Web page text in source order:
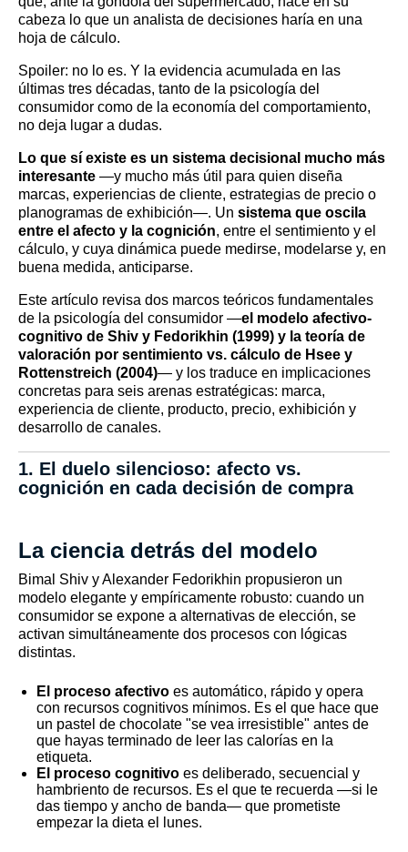
cabeza lo que un analista de decisiones haría en una
hoja de cálculo.
Spoiler: no lo es. Y la evidencia acumulada en las
últimas tres décadas, tanto de la psicología del
consumidor como de la economía del comportamiento,
no deja lugar a dudas.
Lo que sí existe es un sistema decisional mucho más
interesante —y mucho más útil para quien diseña
marcas, experiencias de cliente, estrategias de precio o
planogramas de exhibición—. Un sistema que oscila
entre el afecto y la cognición, entre el sentimiento y el
cálculo, y cuya dinámica puede medirse, modelarse y, en
buena medida, anticiparse.
Este artículo revisa dos marcos teóricos fundamentales
de la psicología del consumidor —el modelo afectivo-
cognitivo de Shiv y Fedorikhin (1999) y la teoría de
valoración por sentimiento vs. cálculo de Hsee y
Rottenstreich (2004)— y los traduce en implicaciones
concretas para seis arenas estratégicas: marca,
experiencia de cliente, producto, precio, exhibición y
desarrollo de canales.
1. El duelo silencioso: afecto vs.
cognición en cada decisión de compra
La ciencia detrás del modelo
Bimal Shiv y Alexander Fedorikhin propusieron un
modelo elegante y empíricamente robusto: cuando un
consumidor se expone a alternativas de elección, se
activan simultáneamente dos procesos con lógicas
distintas.
El proceso afectivo es automático, rápido y opera
con recursos cognitivos mínimos. Es el que hace que
un pastel de chocolate "se vea irresistible" antes de
que hayas terminado de leer las calorías en la
etiqueta.
El proceso cognitivo es deliberado, secuencial y
hambriento de recursos. Es el que te recuerda —si le
das tiempo y ancho de banda— que prometiste
empezar la dieta el lunes.